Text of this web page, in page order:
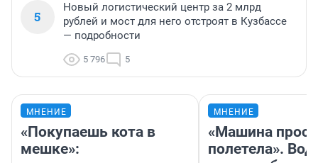
5
Новый логистический центр за 2 млрд
рублей и мост для него отстроят в Кузбассе
— подробности
5 796 5
МНЕНИЕ
«Покупаешь кота в
мешке»:
МНЕНИЕ
«Машина
полетела».